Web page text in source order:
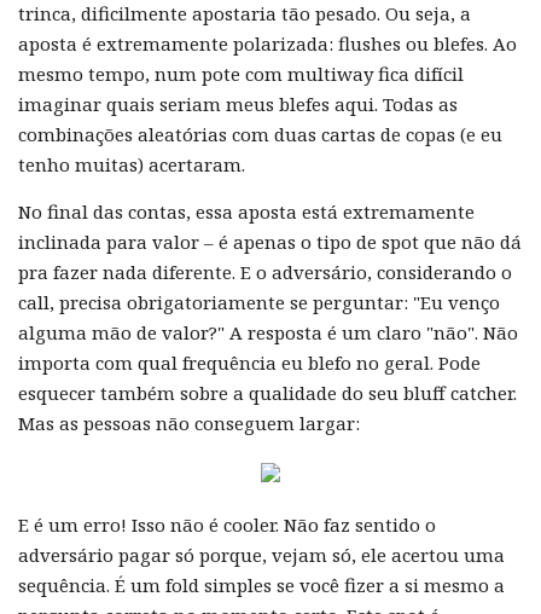
trinca, dificilmente apostaria tão pesado. Ou seja, a
aposta é extremamente polarizada: flushes ou blefes. Ao
mesmo tempo, num pote com multiway fica difícil
imaginar quais seriam meus blefes aqui. Todas as
combinações aleatórias com duas cartas de copas (e eu
tenho muitas) acertaram.
No final das contas, essa aposta está extremamente
inclinada para valor – é apenas o tipo de spot que não dá
pra fazer nada diferente. E o adversário, considerando o
call, precisa obrigatoriamente se perguntar: "Eu venço
alguma mão de valor?" A resposta é um claro "não". Não
importa com qual frequência eu blefo no geral. Pode
esquecer também sobre a qualidade do seu bluff catcher.
Mas as pessoas não conseguem largar:
E é um erro! Isso não é cooler. Não faz sentido o
adversário pagar só porque, vejam só, ele acertou uma
sequência. É um fold simples se você fizer a si mesmo a